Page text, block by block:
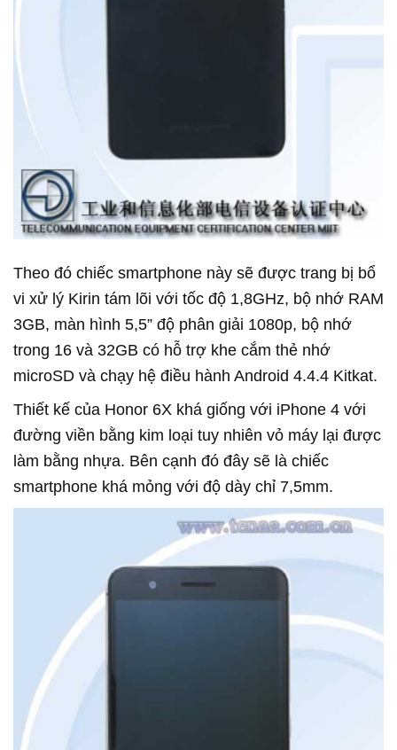
Theo đó chiếc smartphone này sẽ được trang bị bổ
vi xử lý Kirin tám lõi với tốc độ 1,8GHz, bộ nhớ RAM
3GB, màn hình 5,5” độ phân giải 1080p, bộ nhớ
trong 16 và 32GB có hỗ trợ khe cắm thẻ nhớ
microSD và chạy hệ điều hành Android 4.4.4 Kitkat.
Thiết kế của Honor 6X khá giống với iPhone 4 với
đường viền bằng kim loại tuy nhiên vỏ máy lại được
làm bằng nhựa. Bên cạnh đó đây sẽ là chiếc
smartphone khá mỏng với độ dày chỉ 7,5mm.